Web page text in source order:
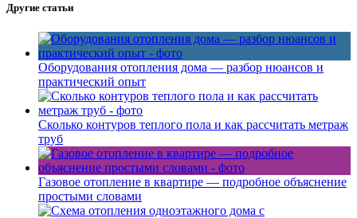
Другие статьи
Оборудования отопления дома — разбор нюансов и
практический опыт
Сколько контуров теплого пола и как рассчитать метраж
труб
Газовое отопление в квартире — подробное объяснение
простыми словами